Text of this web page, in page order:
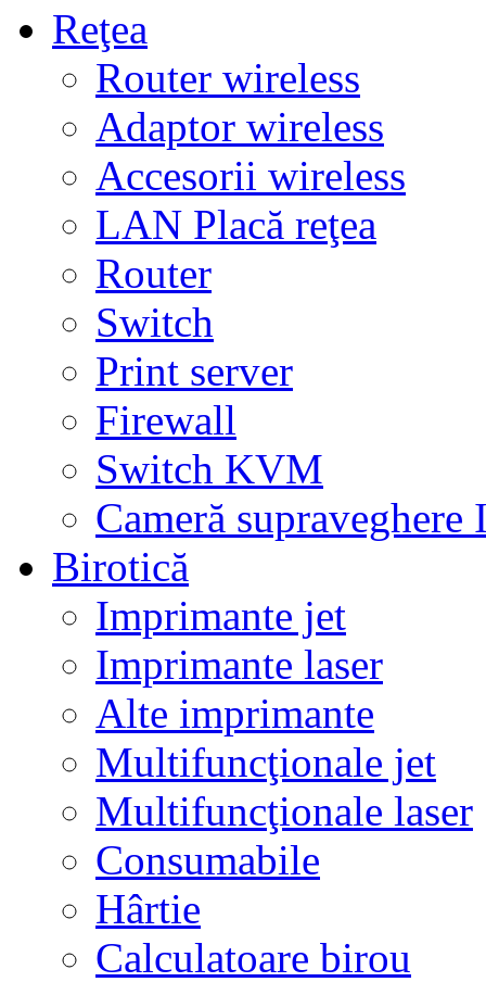
Reţea
Router wireless
Adaptor wireless
Accesorii wireless
LAN Placă reţea
Router
Switch
Print server
Firewall
Switch KVM
Cameră supraveghere
Birotică
Imprimante jet
Imprimante laser
Alte imprimante
Multifuncţionale jet
Multifuncţionale laser
Consumabile
Hârtie
Calculatoare birou